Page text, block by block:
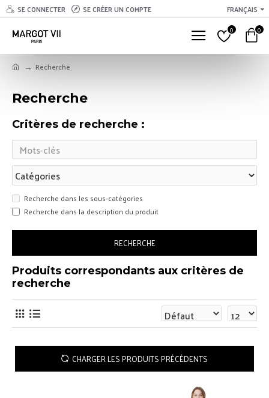
SE CONNECTER SE CRÉER UN COMPTE
FRANÇAIS
0
0
Recherche
Recherche
Critères de recherche :
Recherche dans les sous-catégories
Recherche dans la description du produit
RECHERCHE
Produits correspondants aux critères de
recherche
CHARGER LES PRODUITS PRÉCÉDENTS